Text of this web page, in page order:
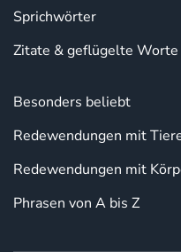
Sprichwörter
Zitate & geflügelte Worte
Besonders beliebt
Redewendungen mit
Redewendungen mit
Phrasen von A bis Z